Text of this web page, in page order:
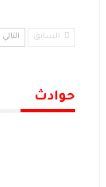
السابق التالي
حوادث